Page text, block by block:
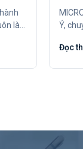
là
Ý,
Đọc